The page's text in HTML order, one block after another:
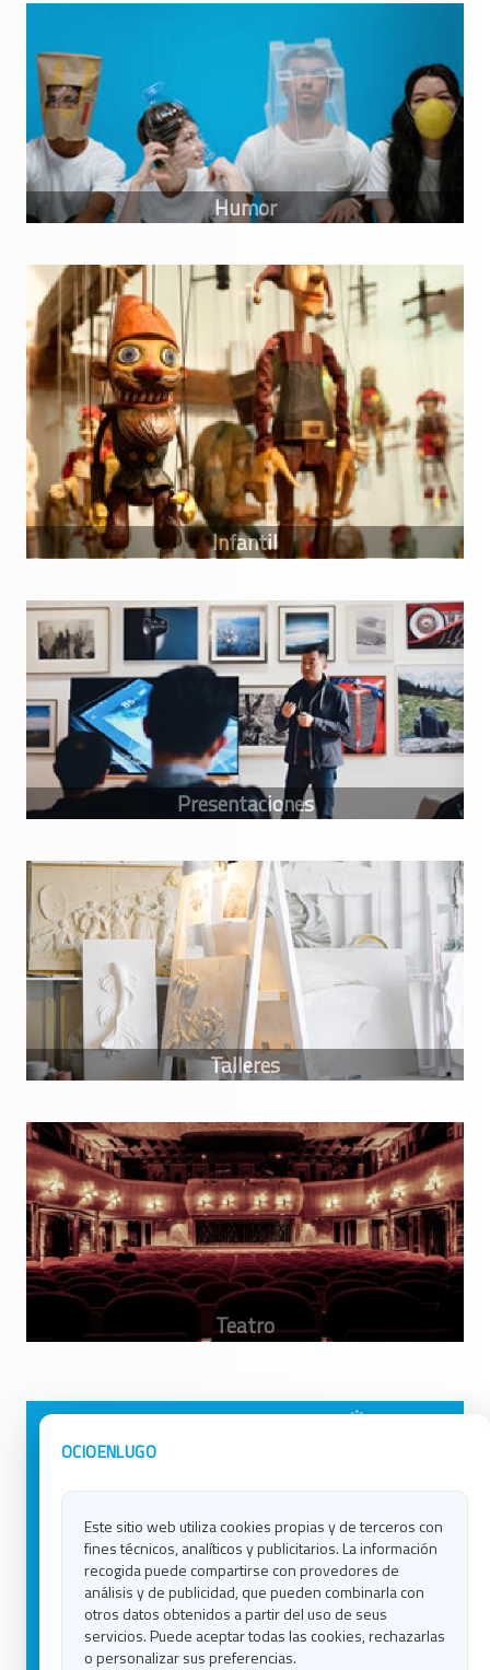
OCIOENLUGO
Este sitio web utiliza cookies propias y de terceros con
fines técnicos, analíticos y publicitarios. La información
recogida puede compartirse con provedores de
análisis y de publicidad, que pueden combinarla con
otros datos obtenidos a partir del uso de seus
servicios. Puede aceptar todas las cookies, rechazarlas
o personalizar sus preferencias.
Avisos Legales
Contacto
Política de Cookies
Ocio en Lugo
Ocio en Ourense
Ocio en Pontevedra
Ocio en Santiago
Ocio en Vigo
Blog